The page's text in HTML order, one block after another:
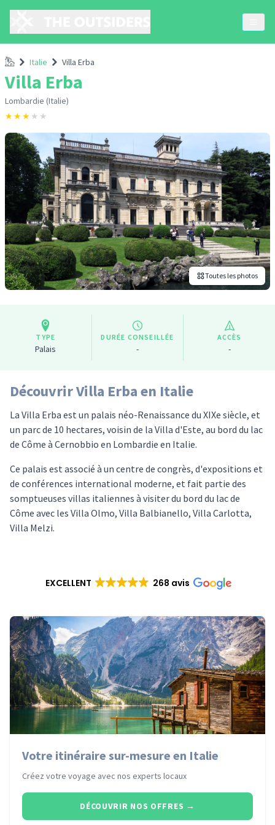
Accueil
Italie Villa Erba
Villa Erba
Lombardie (Italie)
★★★ ★ ★
Toutes les photos
TYPE
Palais
DURÉE CONSEILLÉE
-
ACCÈS
-
Découvrir Villa Erba en Italie
La Villa Erba est un palais néo-Renaissance du XIXe siècle, et
un parc de 10 hectares, voisin de la Villa d'Este, au bord du lac
de Côme à Cernobbio en Lombardie en Italie.
Ce palais est associé à un centre de congrès, d'expositions et
de conférences international moderne, et fait partie des
somptueuses villas italiennes à visiter du bord du lac de
Côme avec les Villa Olmo, Villa Balbianello, Villa Carlotta,
Villa Melzi.
EXCELLENT 268 avis
Votre itinéraire sur-mesure en Italie
Créez votre voyage avec nos experts locaux
DÉCOUVRIR NOS OFFRES →